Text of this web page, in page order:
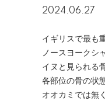
2024.06.27
イギリスで最も
ノースヨークシ
イヌと見られる
各部位の骨の状
オオカミでは無